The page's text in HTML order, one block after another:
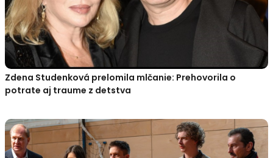
Zdena Studenková prelomila mlčanie: Prehovorila o
potrate aj traume z detstva